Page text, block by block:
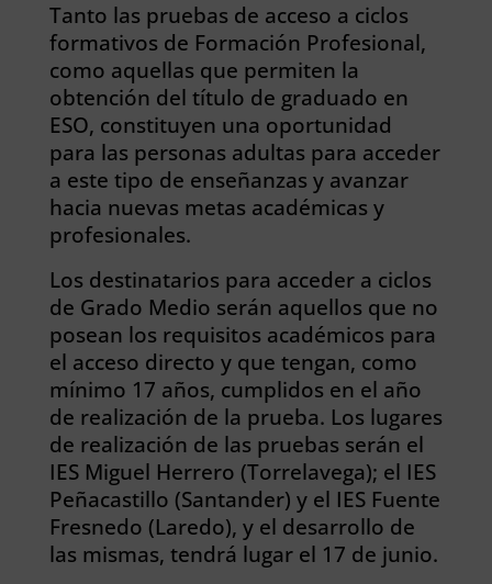
Tanto las pruebas de acceso a ciclos
formativos de Formación Profesional,
como aquellas que permiten la
obtención del título de graduado en
ESO, constituyen una oportunidad
para las personas adultas para acceder
a este tipo de enseñanzas y avanzar
hacia nuevas metas académicas y
profesionales.
Los destinatarios para acceder a ciclos
de Grado Medio serán aquellos que no
posean los requisitos académicos para
el acceso directo y que tengan, como
mínimo 17 años, cumplidos en el año
de realización de la prueba. Los lugares
de realización de las pruebas serán el
IES Miguel Herrero (Torrelavega); el IES
Peñacastillo (Santander) y el IES Fuente
Fresnedo (Laredo), y el desarrollo de
las mismas, tendrá lugar el 17 de junio.